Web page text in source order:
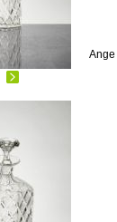
Ange